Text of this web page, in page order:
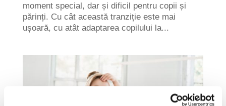
moment special, dar și dificil pentru copii și
părinți. Cu cât această tranziție este mai
ușoară, cu atât adaptarea copilului la...